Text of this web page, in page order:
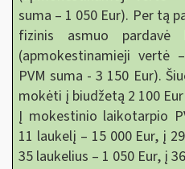
suma – 1 050 Eur). Per tą
fizinis asmuo
(apmokestinamieji vertė
PVM suma - 3 150 Eur).
mokėti į biudžetą 2 100 Eur
Į mokestinio laikotarpio
11 laukelį – 15 000 Eur, į
35 laukelius – 1 050 Eur, į